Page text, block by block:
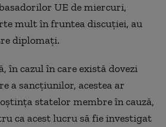
UE de miercuri,
mult în fruntea discuției, au
diplomați.
în cazul în care există dovezi
a sancțiunilor, acestea ar
statelor membre în cauză,
ca acest lucru să fie investigat